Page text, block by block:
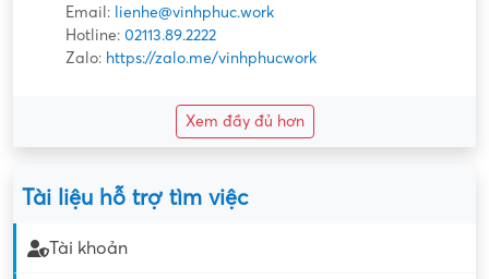
Email: lienhe@vinhphuc.work
Hotline: 02113.89.2222
Zalo: https://zalo.me/vinhphucwork
Xem đầy đủ hơn
Tài liệu hỗ trợ tìm việc
Tài khoản